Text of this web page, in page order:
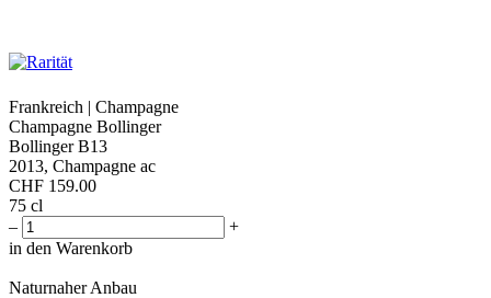
Frankreich | Champagne
Champagne Bollinger
Bollinger B13
2013, Champagne ac
CHF 159.00
75 cl
–
+
in den Warenkorb
Naturnaher Anbau